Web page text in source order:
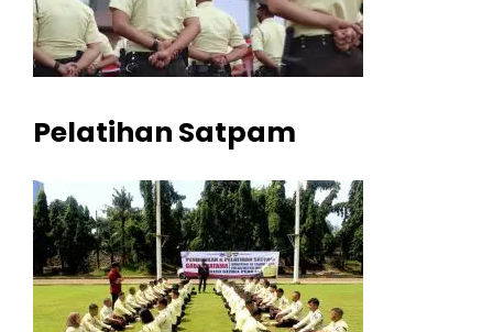
Pelatihan Satpam